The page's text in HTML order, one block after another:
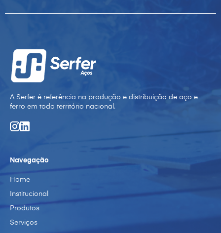
A Serfer é referência na produção e distribuição de aço e
ferro em todo território nacional.
Navegação
Home
Institucional
Produtos
Serviços